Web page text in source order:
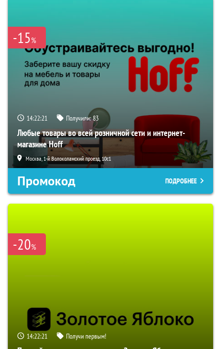
-15%
14:22:20 Получили:83
Любые товары во всей розничной сети и интернет-
магазине Hoff
Москва, 1-й Волоколамский проезд, 10с1
Промокод ПОДРОБНЕЕ
-20%
14:22:20 Получи первым!